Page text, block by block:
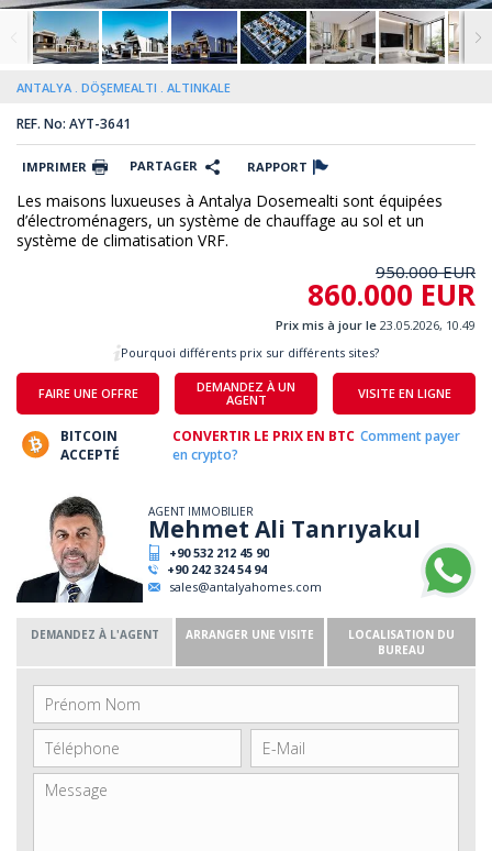
ANTALYA DÖŞEMEALTI ALTINKALE
REF. No: AYT-3641
IMPRIMER PARTAGER RAPPORT
Les maisons luxueuses à Antalya Dosemealti sont équipées
d’électroménagers, un système de chauffage au sol et un
système de climatisation VRF.
950.000 EUR
860.000 EUR
Prix mis à jour le 23.05.2026, 10.49
FAIRE UNE OFFRE
DEMANDEZ À UN
AGENT
VISITE EN LIGNE
Pourquoi différents prix sur différents sites?
BITCOIN
ACCEPTÉ
CONVERTIR LE PRIX EN BTC Comment payer
en crypto?
AGENT IMMOBILIER
Mehmet Ali Tanrıyakul
+90 532 212 45 90
+90 242 324 54 94
sales@antalyahomes.com
DEMANDEZ À L'AGENT ARRANGER UNE VISITE
LOCALISATION DU
BUREAU